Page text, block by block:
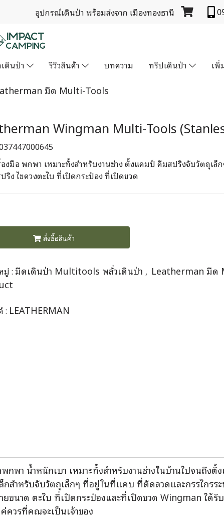
อุปกรณ์เดินป่า พร้อมส่งจาก เมืองทองธานี
ดินป่า รีวิวสินค้า บทความ ทริปเดินป่า เพิ่
มีด Multi-Tools
Wingman Multi-Tools
องมือ พกพา เหมาะทั้งสำหรับงานช่าง ตั้งแคมป์ คีมสปริงจับวัตถุเล็
ริง ไขควงตะไบ ที่เปิดกระป๋อง ที่เปิดขวด
สั่งซื้อสินค้า
มู่ : มีดเดินป่า Multitools พลั่วเดินป่า , Leatherman มีด
: LEATHERMAN
กพา น้ำหนักเบา เหมาะทั้งสำหรับงานช่างในบ้านไปจนถึงตั้
สำหรับจับวัตถุเล็กๆ ที่อยู่ในที่แคบ ที่ตัดลวดและกรรไกรระ
นาด ตะไบ ที่เปิดกระป๋องและที่เปิดขวด Wingman ได้รั
วรที่คุณจะเป็นเจ้าของ